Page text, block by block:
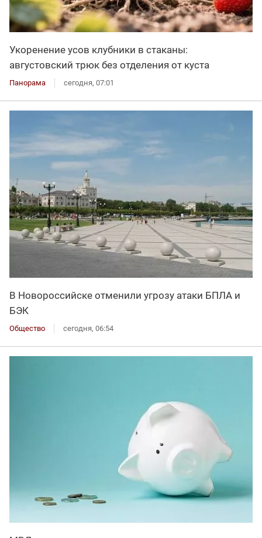
Укоренение усов клубники в стаканы:
августовский трюк без отделения от куста
Панорама сегодня, 07:01
В Новороссийске отменили угрозу атаки БПЛА и
БЭК
Общество сегодня, 06:54